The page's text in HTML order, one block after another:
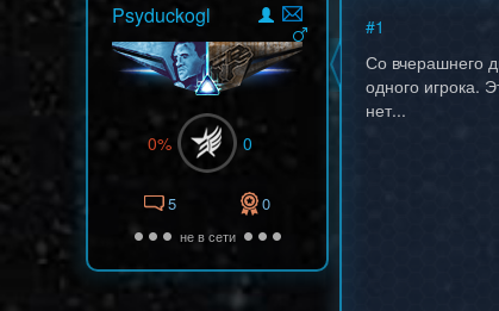
Psyduckogl
0% 0
5 0
не в сети
#1
Со вчерашнего
одного игрока.
нет...